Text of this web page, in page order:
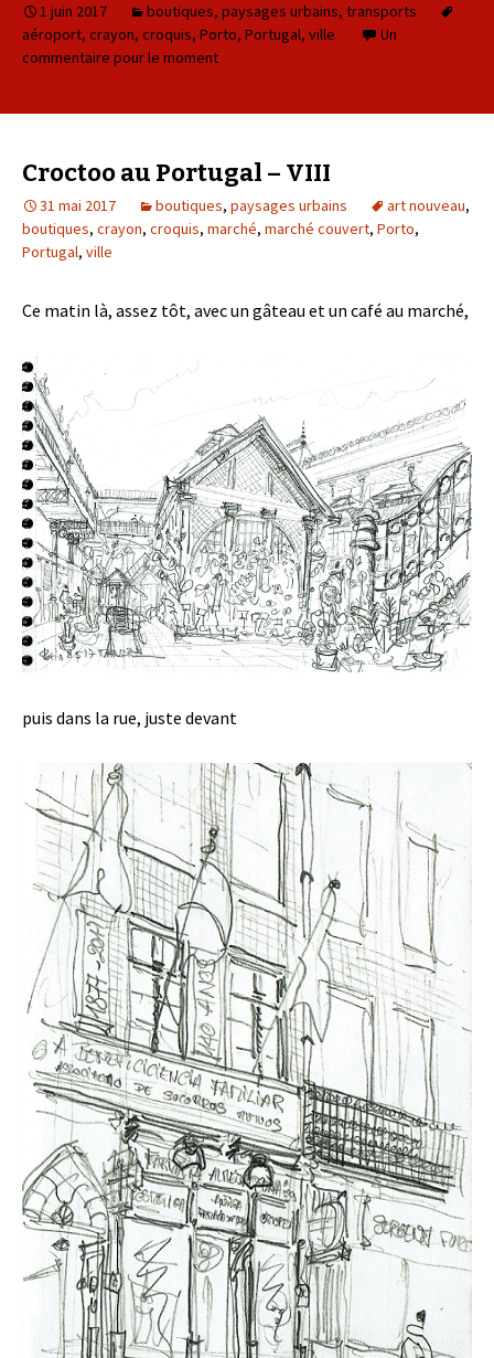
1 juin 2017 boutiques, paysages urbains, transports
aéroport, crayon, croquis, Porto, Portugal, ville
Un
commentaire pour le moment
Croctoo au Portugal – VIII
31 mai 2017 boutiques, paysages urbains art nouveau,
boutiques, crayon, croquis, marché, marché couvert, Porto,
Portugal, ville
Ce matin là, assez tôt, avec un gâteau et un café au marché,
puis dans la rue, juste devant